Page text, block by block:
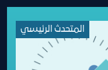
المتحدث الرئيسي